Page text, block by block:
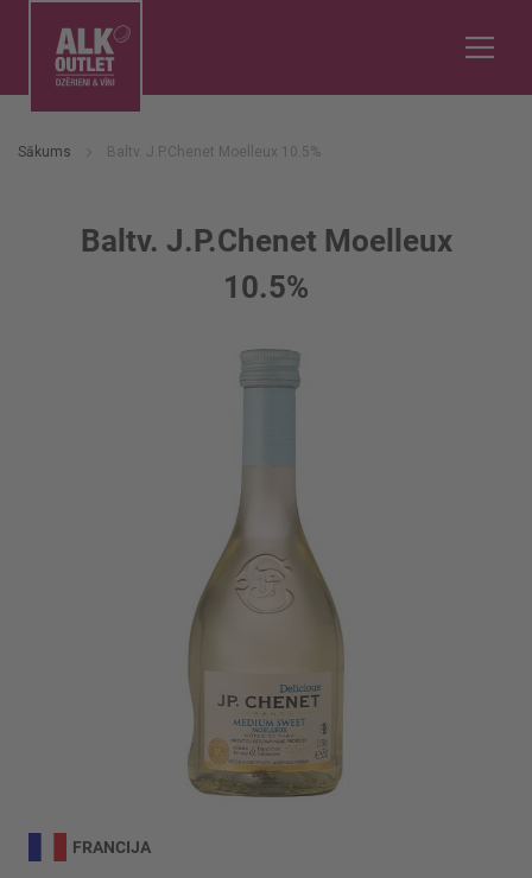
Sākums Baltv. J.P.Chenet Moelleux 10.5%
Baltv. J.P.Chenet Moelleux
10.5%
galerijas
FRANCIJA